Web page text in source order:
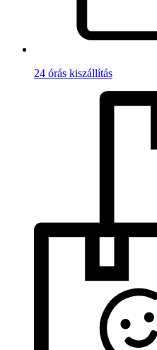
24 órás kiszállítás